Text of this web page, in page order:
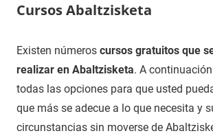
Cursos Abaltzisketa
26
de
septiembre
2021
Maria
Cursos
en
Gipuzkoa
Existen números cursos gratuitos que
realizar en Abaltzisketa. A
todas las opciones para que usted
que más se adecue a lo que necesita y
circunstancias sin moverse de